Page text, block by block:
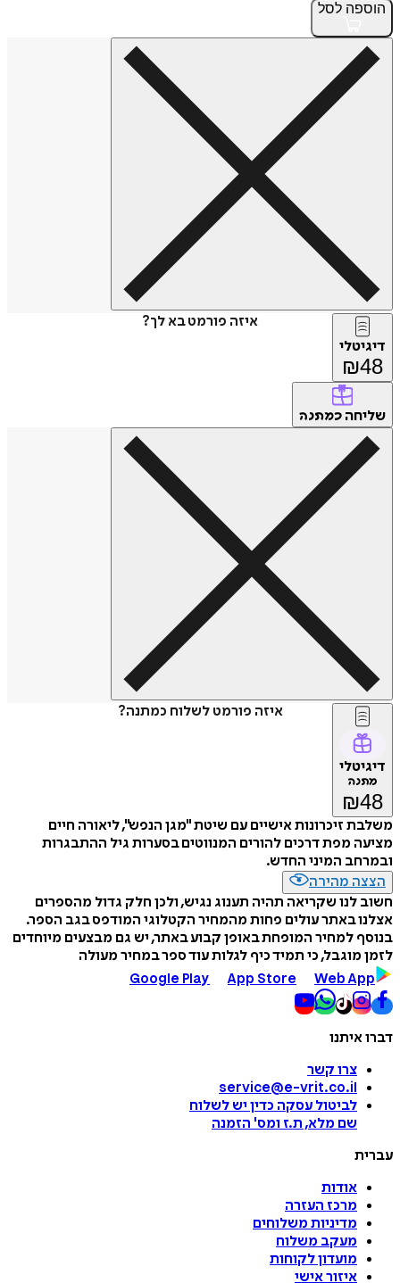
הוספה לסל
איזה פורמט בא לך?
דיגיטלי
₪48
שליחה כמתנה
איזה פורמט לשלוח כמתנה?
דיגיטלי
מתנה
₪48
משלבת זיכרונות אישיים עם שיטת "מגן הנפש", ליאורה חיים
מציעה מפת דרכים להורים המנווטים בסערות גיל ההתבגרות
ובמרחב המיני החדש.
הצצה מהירה
חשוב לנו שקריאה תהיה תענוג נגיש, ולכן חלק גדול מהספרים
אצלנו באתר עולים פחות מהמחיר הקטלוגי המודפס בגב הספר.
בנוסף למחיר המופחת באופן קבוע באתר, יש גם מבצעים מיוחדים
לזמן מוגבל, כי תמיד כיף לגלות עוד ספר במחיר מעולה
Google Play
App Store Web App
דברו איתנו
צרו קשר
service@e-vrit.co.il
לביטול עסקה כדין יש לשלוח
שם מלא, ת.ז ומס' הזמנה
עברית
אודות
מרכז העזרה
מדיניות משלוחים
מעקב משלוח
מועדון לקוחות
איזור אישי